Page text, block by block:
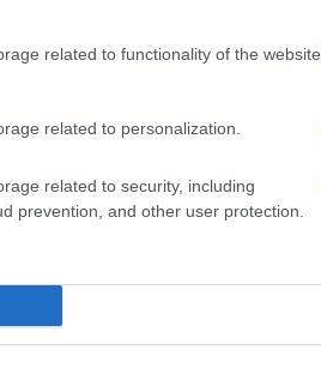
related to functionality of the website
related to personalization.
related to security, including
prevention, and other user protection.
a cogliere.
ed entusiasmo e che
che
quando è all’opera;
emozioni, quelle
fatte rivivere proprio
e poi fidanzato di
Francesco le